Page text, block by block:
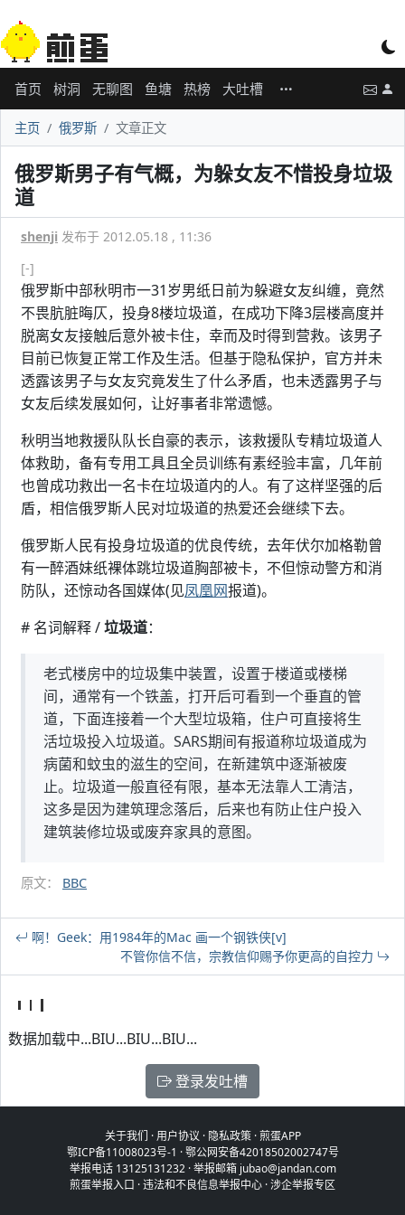
首页 树洞 无聊图 鱼塘 热榜 大吐槽
主页 俄罗斯 文章正文
俄罗斯男子有气概，为躲女友不惜投身垃圾
道
shenji 发布于 2012.05.18 , 11:36
[-]
俄罗斯中部秋明市一31岁男纸日前为躲避女友纠缠，竟然
不畏肮脏晦仄，投身8楼垃圾道，在成功下降3层楼高度并
脱离女友接触后意外被卡住，幸而及时得到营救。该男子
目前已恢复正常工作及生活。但基于隐私保护，官方并未
透露该男子与女友究竟发生了什么矛盾，也未透露男子与
女友后续发展如何，让好事者非常遗憾。
秋明当地救援队队长自豪的表示，该救援队专精垃圾道人
体救助，备有专用工具且全员训练有素经验丰富，几年前
也曾成功救出一名卡在垃圾道内的人。有了这样坚强的后
盾，相信俄罗斯人民对垃圾道的热爱还会继续下去。
俄罗斯人民有投身垃圾道的优良传统，去年伏尔加格勒曾
有一醉酒妹纸裸体跳垃圾道胸部被卡，不但惊动警方和消
防队，还惊动各国媒体(见凤凰网报道)。
# 名词解释 /垃圾道：
老式楼房中的垃圾集中装置，设置于楼道或楼梯
间，通常有一个铁盖，打开后可看到一个垂直的管
道，下面连接着一个大型垃圾箱，住户可直接将生
活垃圾投入垃圾道。SARS期间有报道称垃圾道成为
病菌和蚊虫的滋生的空间，在新建筑中逐渐被废
止。垃圾道一般直径有限，基本无法靠人工清洁，
这多是因为建筑理念落后，后来也有防止住户投入
建筑装修垃圾或废弃家具的意图。
原文： BBC
啊！Geek：用1984年的Mac 画一个钢铁侠[v]
不管你信不信，宗教信仰赐予你更高的自控力
数据加载中...BIU...BIU...BIU...
登录发吐槽
关于我们 ·用户协议 · 隐私政策·煎蛋APP
鄂ICP备11008023号-1 ·鄂公网安备42018502002747号
举报电话 13125131232 · 举报邮箱 jubao@jandan.com
煎蛋举报入口 ·违法和不良信息举报中心 ·涉企举报专区